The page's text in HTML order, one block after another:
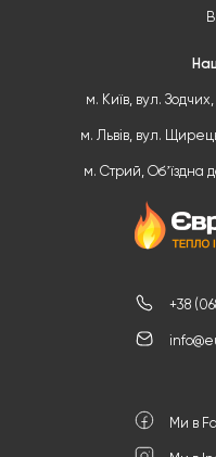
+38
Ми в
м. Київ, вул.
м. Львів, вул.
м. Стрий, Обʼїздна